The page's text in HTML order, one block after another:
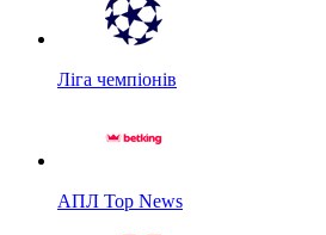
Ліга чемпіонів
АПЛ Top News